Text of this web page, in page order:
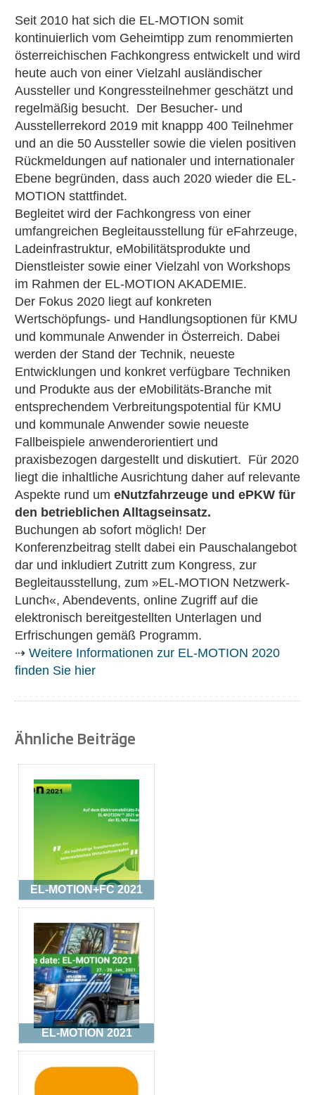
Seit 2010 hat sich die EL-MOTION somit
kontinuierlich vom Geheimtipp zum renommierten
österreichischen Fachkongress entwickelt und wird
heute auch von einer Vielzahl ausländischer
Aussteller und Kongressteilnehmer geschätzt und
regelmäßig besucht. Der Besucher- und
Ausstellerrekord 2019 mit knappp 400 Teilnehmer
und an die 50 Aussteller sowie die vielen positiven
Rückmeldungen auf nationaler und internationaler
Ebene begründen, dass auch 2020 wieder die EL-
MOTION stattfindet.
Begleitet wird der Fachkongress von einer
umfangreichen Begleitausstellung für eFahrzeuge,
Ladeinfrastruktur, eMobilitätsprodukte und
Dienstleister sowie einer Vielzahl von Workshops
im Rahmen der EL-MOTION AKADEMIE.
Der Fokus 2020 liegt auf konkreten
Wertschöpfungs- und Handlungsoptionen für KMU
und kommunale Anwender in Österreich. Dabei
werden der Stand der Technik, neueste
Entwicklungen und konkret verfügbare Techniken
und Produkte aus der eMobilitäts-Branche mit
entsprechendem Verbreitungspotential für KMU
und kommunale Anwender sowie neueste
Fallbeispiele anwenderorientiert und
praxisbezogen dargestellt und diskutiert. Für 2020
liegt die inhaltliche Ausrichtung daher auf relevante
Aspekte rund um eNutzfahrzeuge und ePKW für
den betrieblichen Alltagseinsatz.
Buchungen ab sofort möglich! Der
Konferenzbeitrag stellt dabei ein Pauschalangebot
dar und inkludiert Zutritt zum Kongress, zur
Begleitausstellung, zum »EL-MOTION Netzwerk-
Lunch«, Abendevents, online Zugriff auf die
elektronisch bereitgestellten Unterlagen und
Erfrischungen gemäß Programm.
⇢ Weitere Informationen zur EL-MOTION 2020
finden Sie hier
Ähnliche Beiträge
EL-MOTION+FC 2021
EL-MOTION 2021